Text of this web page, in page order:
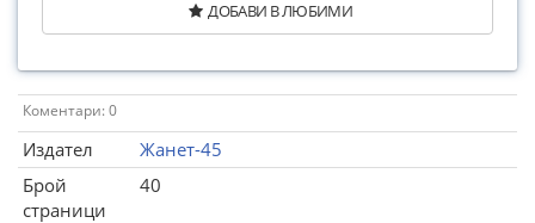
ДОБАВИ В ЛЮБИМИ
Коментари: 0
Издател
Жанет-45
Брой
страници
40